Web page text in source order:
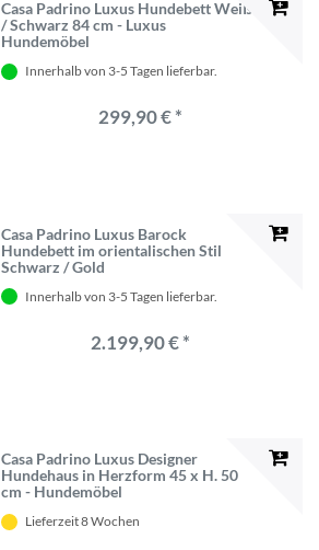
Casa Padrino Luxus Hundebett Weiß
/ Schwarz 84 cm - Luxus
Hundemöbel
Innerhalb von 3-5 Tagen lieferbar.
299,90 € *
Casa Padrino Luxus Barock
Hundebett im orientalischen Stil
Schwarz / Gold
Innerhalb von 3-5 Tagen lieferbar.
2.199,90 € *
Casa Padrino Luxus Designer
Hundehaus in Herzform 45 x H. 50
cm - Hundemöbel
Lieferzeit 8 Wochen